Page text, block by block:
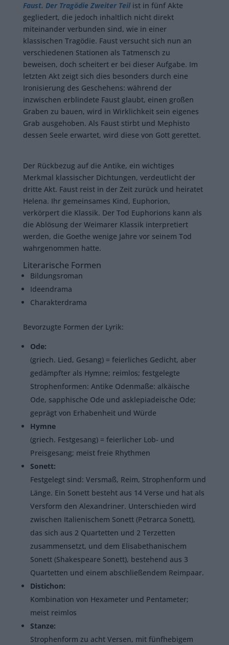
Faust. Der Tragödie Zweiter Teilist in fünf Akte
gegliedert, die jedoch inhaltlich nicht direkt
miteinander verbunden sind, wie in einer
klassischen Tragödie. Faust versucht sich nun an
verschiedenen Stationen als Tatmensch zu
beweisen, doch scheitert er bei dieser Aufgabe. Im
letzten Akt zeigt sich dies besonders durch eine
Ironisierung des Geschehens: während der
inzwischen erblindete Faust glaubt, einen großen
Graben zu bauen, wird in Wirklichkeit sein eigenes
Grab ausgehoben. Als Faust stirbt und Mephisto
dessen Seele erwartet, wird diese von Gott gerettet.
Der Rückbezug auf die Antike, ein wichtiges
Merkmal klassischer Dichtungen, verdeutlicht der
dritte Akt. Faust reist in der Zeit zurück und heiratet
Helena. Ihr gemeinsames Kind, Euphorion,
verkörpert die Klassik. Der Tod Euphorions kann als
die Ablösung der Weimarer Klassik interpretiert
werden, die Goethe wenige Jahre vor seinem Tod
wahrgenommen hatte.
Literarische Formen
Bildungsroman
Ideendrama
Charakterdrama
Bevorzugte Formen der Lyrik:
Ode:
(griech. Lied, Gesang) = feierliches Gedicht, aber
gedämpfter als Hymne; reimlos; festgelegte
Strophenformen: Antike Odenmaße: alkäische
Ode, sapphische Ode und asklepiadeische Ode;
geprägt von Erhabenheit und Würde
Hymne
(griech. Festgesang) = feierlicher Lob- und
Preisgesang; meist freie Rhythmen
Sonett:
Festgelegt sind: Versmaß, Reim, Strophenform und
Länge. Ein Sonett besteht aus 14 Verse und hat als
Versform den Alexandriner. Unterschieden wird
zwischen Italienischem Sonett (Petrarca Sonett),
das sich aus 2 Quartetten und 2 Terzetten
zusammensetzt, und dem Elisabethanischem
Sonett (Shakespeare Sonett), bestehend aus 3
Quartetten und einem abschließendem Reimpaar.
Distichon:
Kombination von Hexameter und Pentameter;
meist reimlos
Stanze:
Strophenform zu acht Versen, mit fünfhebigem